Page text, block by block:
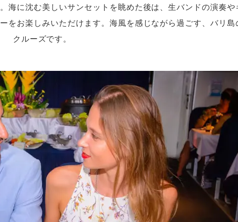
海に沈む美しいサンセットを眺めた後は、生バンドの演奏や
をお楽しみいただけます。海風を感じながら過ごす、バリ島
クルーズです。